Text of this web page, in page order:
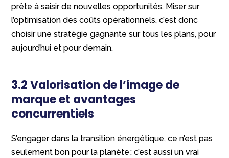
prête à saisir de nouvelles opportunités. Miser sur
l’optimisation des coûts opérationnels, c’est donc
choisir une stratégie gagnante sur tous les plans, pour
aujourd’hui et pour demain.
3.2 Valorisation de l’image de
marque et avantages
concurrentiels
S’engager dans la transition énergétique, ce n’est pas
seulement bon pour la planète : c’est aussi un vrai